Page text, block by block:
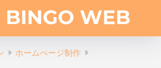
ホームぺージ制作